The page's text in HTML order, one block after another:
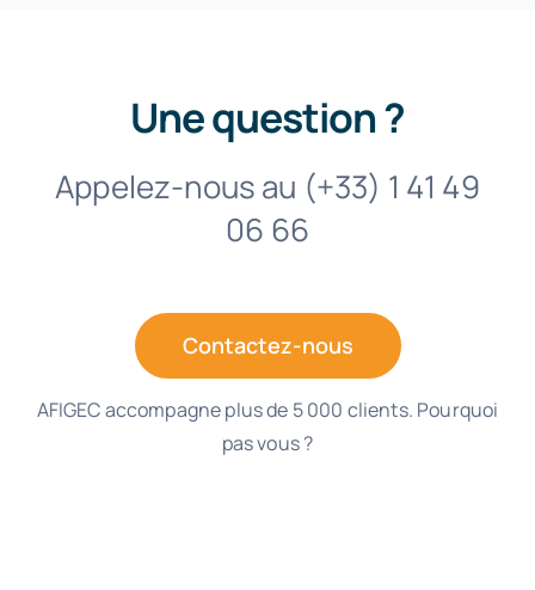
Une question ?
Appelez-nous au (+33) 1 41 49
06 66
Contactez-nous
AFIGEC accompagne plus de 5 000 clients. Pourquoi
pas vous ?